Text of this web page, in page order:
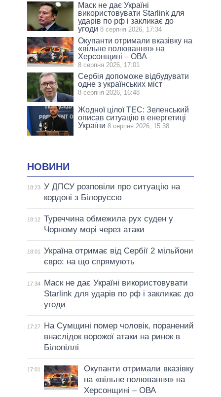
Маск не дає Україні
використовувати Starlink для
ударів по рф і закликає до
угоди 8 серпня 2026, 17:34
Окупанти отримали вказівку на
«вільне полювання» на
Херсонщині – ОВА
8 серпня 2026, 17:01
Сербія допоможе відбудувати
одне з українських міст
8 серпня 2026, 16:48
Жодної цілої ТЕС: Зеленський
описав ситуацію в енергетиці
України 8 серпня 2026, 15:38
НОВИНИ
18:23 У ДПСУ розповіли про ситуацію на
кордоні з Білоруссю
18:12 Туреччина обмежила рух суден у
Чорному морі через атаки
18:01
Україна отримає від Сербії 2 мільйони
євро: на що спрямують
17:34
Маск не дає Україні використовувати
Starlink для ударів по рф і закликає до
угоди
17:27
На Сумщині помер чоловік, поранений
внаслідок ворожої атаки на ринок в
Білопіллі
17:01
Окупанти отримали вказівку
на «вільне полювання» на
Херсонщині – ОВА